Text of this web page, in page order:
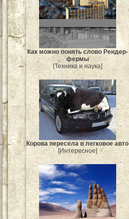
Как можно понять слово Рендер-
фермы
[Техника и наука]
Корова пересела в легковое авто
[Интересное]